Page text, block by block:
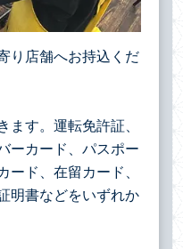
り店舗へお持込くだ
す。運転免許証、
ーカード、パスポー
ード、在留カード、
明書などをいずれか